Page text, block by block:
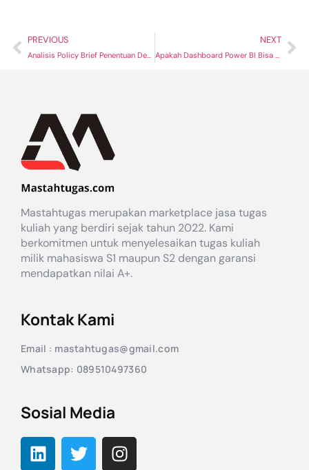
PREVIOUS
Analisis Policy Brief Penentuan Desil (DTSEN) Data Tunggal Kesejahteraan Sosial Nasional Berdasarkan Tenaga Pendamping Desa
NEXT
Apakah Dashboard Power BI Bisa Dibuka di Browser Tanpa Instal Aplikasi?
Mastahtugas merupakan marketplace jasa tugas
kuliah yang berdiri sejak tahun 2022. Kami
berkomitmen untuk menyelesaikan tugas kuliah
milik mahasiswa S1 maupun S2 dengan garansi
mendapatkan nilai A+.
Kontak Kami
Email : mastahtugas@gmail.com
Whatsapp: 089510497360
Sosial Media